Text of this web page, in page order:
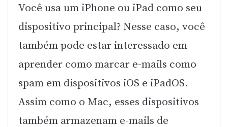
Você usa um iPhone ou iPad como seu
dispositivo principal? Nesse caso, você
também pode estar interessado em
aprender como marcar e-mails como
spam em dispositivos iOS e iPadOS.
Assim como o Mac, esses dispositivos
também armazenam e-mails de